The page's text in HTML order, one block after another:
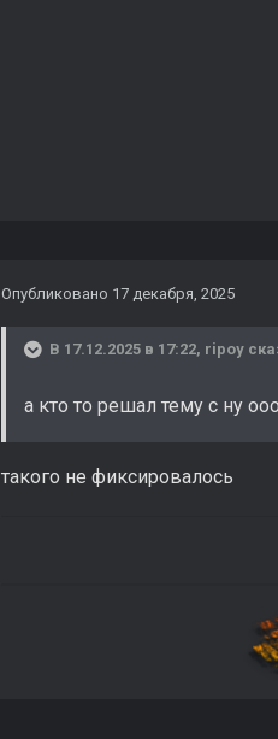
Опубликовано 17 декабря, 2025
В 17.12.2025 в 17:22, ripoy
а кто то решал тему с ну
такого не фиксировалось